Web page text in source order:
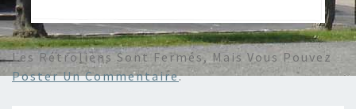
Les Rétroliens Sont Fermés, Mais Vous Pouvez
Poster Un Commentaire.